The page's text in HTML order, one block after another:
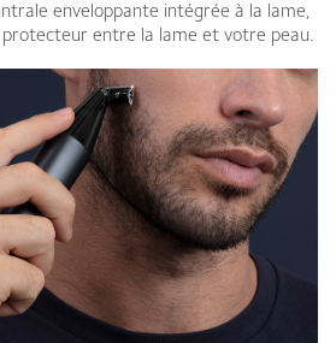
enveloppante intégrée à la lame,
entre la lame et votre peau.